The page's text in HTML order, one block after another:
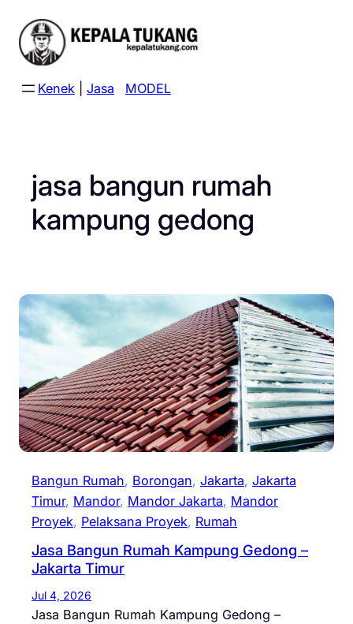
content
Kenek Jasa MODEL
jasa bangun rumah
kampung gedong
Bangun Rumah, Borongan, Jakarta, Jakarta
Timur, Mandor, Mandor Jakarta, Mandor
Proyek, Pelaksana Proyek, Rumah
Jasa Bangun Rumah Kampung Gedong –
Jakarta Timur
Jul 4, 2026
Jasa Bangun Rumah Kampung Gedong –